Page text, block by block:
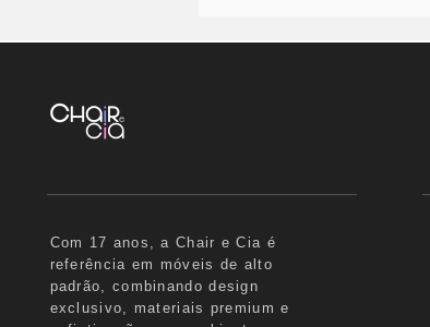
Com 17 anos, a Chair e Cia é
referência em móveis de alto
padrão, combinando design
exclusivo, materiais premium e